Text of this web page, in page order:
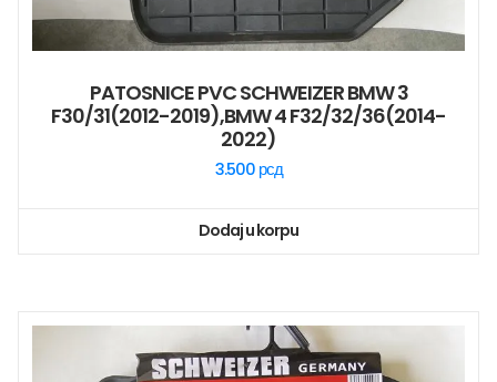
PATOSNICE PVC SCHWEIZER BMW 3
F30/31(2012-2019),BMW 4 F32/32/36(2014-
2022)
3.500 рсд
Dodaj u korpu